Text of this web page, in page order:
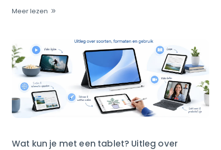
Meer lezen
Wat kun je met een tablet? Uitleg over